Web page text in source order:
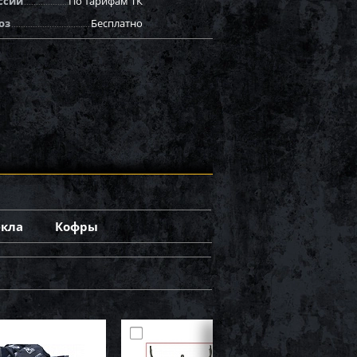
Бесплатно
Кофры